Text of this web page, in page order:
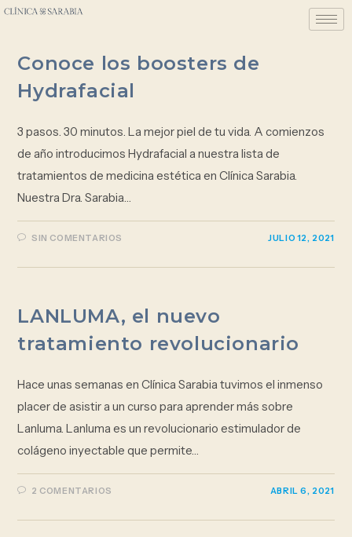
Conoce los boosters de
Hydrafacial
3 pasos. 30 minutos. La mejor piel de tu vida. A comienzos
de año introducimos Hydrafacial a nuestra lista de
tratamientos de medicina estética en Clínica Sarabia.
Nuestra Dra. Sarabia…
SIN COMENTARIOS JULIO 12, 2021
LANLUMA, el nuevo
tratamiento revolucionario
Hace unas semanas en Clínica Sarabia tuvimos el inmenso
placer de asistir a un curso para aprender más sobre
Lanluma. Lanluma es un revolucionario estimulador de
colágeno inyectable que permite…
2 COMENTARIOS ABRIL 6, 2021